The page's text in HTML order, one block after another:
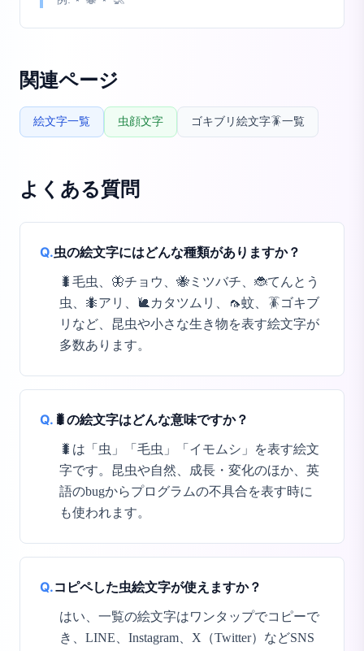
関連ページ
絵文字一覧 虫顔文字 ゴキブリ絵文字🪳一覧
よくある質問
Q.虫の絵文字にはどんな種類がありますか？
🐛毛虫、🦋チョウ、🐝ミツバチ、🐞てんとう
虫、🐜アリ、🐌カタツムリ、🦟蚊、🪳ゴキブ
リなど、昆虫や小さな生き物を表す絵文字が
多数あります。
Q. 🐛の絵文字はどんな意味ですか？
🐛は「虫」「毛虫」「イモムシ」を表す絵文
字です。昆虫や自然、成長・変化のほか、英
語のbugからプログラムの不具合を表す時に
も使われます。
Q.コピペした虫絵文字が使えますか？
はい、一覧の絵文字はワンタップでコピーで
き、LINE、Instagram、X（Twitter）などSNS